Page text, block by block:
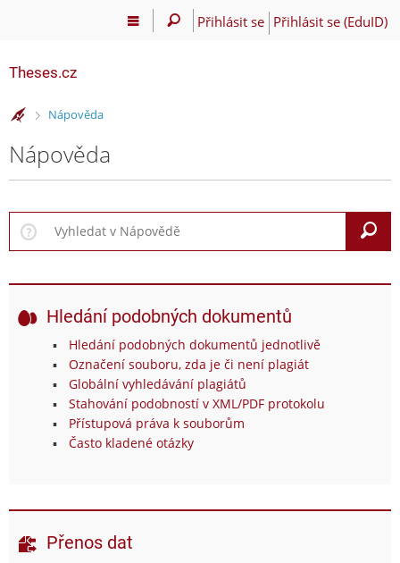
Přihlásit se Přihlásit se (EduID)
Theses.cz
>Nápověda
Nápověda
Hledání podobných dokumentů
Hledání podobných dokumentů jednotlivě
Označení souboru, zda je či není plagiát
Globální vyhledávání plagiátů
Stahování podobností v XML/PDF protokolu
Přístupová práva k souborům
Často kladené otázky
Přenos dat